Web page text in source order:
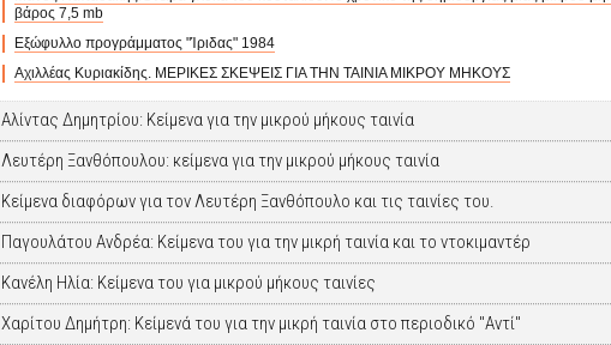
βάρος 7,5 mb
Εξώφυλλο προγράμματος "Ίριδας" 1984
Αχιλλέας Κυριακίδης. ΜΕΡΙΚΕΣ ΣΚΕΨΕΙΣ ΓΙΑ ΤΗΝ ΤΑΙΝΙΑ ΜΙΚΡΟΥ ΜΗΚΟΥΣ
Αλίντας Δημητρίου: Κείμενα για την μικρού μήκους ταινία
Λευτέρη Ξανθόπουλου: κείμενα για την μικρού μήκους ταινία
Κείμενα διαφόρων για τον Λευτέρη Ξανθόπουλο και τις ταινίες του.
Παγουλάτου Ανδρέα: Κείμενα του για την μικρή ταινία και το ντοκιμαντέρ
Κανέλη Ηλία: Κείμενα του για μικρού μήκους ταινίες
Χαρίτου Δημήτρη: Κείμενά του για την μικρή ταινία στο περιοδικό "Αντί"